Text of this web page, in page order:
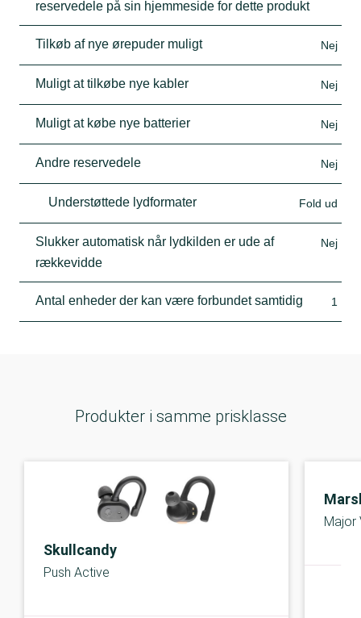
reservedele på sin hjemmeside for dette produkt
Tilkøb af nye ørepuder muligt Nej
Muligt at tilkøbe nye kabler Nej
Muligt at købe nye batterier Nej
Andre reservedele Nej
Understøttede lydformater Fold ud
Slukker automatisk når lydkilden er ude af
rækkevidde
Nej
Antal enheder der kan være forbundet samtidig 1
Produkter i samme prisklasse
Skullcandy
Push Active
Major